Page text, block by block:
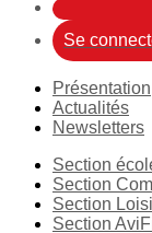
Se
Présentation
Actualités
Newsletters
Section
Section
Section
Section